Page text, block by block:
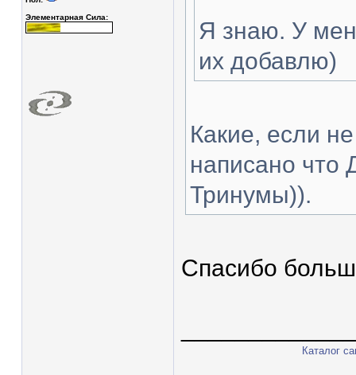
Элементарная Сила:
Я знаю. У
их добавлю)
Какие, если
написано что
Тринумы)).
Спасибо
Каталог